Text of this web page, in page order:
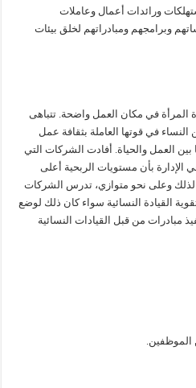
ورائدات أعمال وعاملات
وبرامجهم ومبادراتهم لخلق بيئات
المرأة في مكان العمل واضحة. تتباهى
في قوتها العاملة بثقافة عمل
العمل والحياة. أفادت الشركات التي
الإدارة بأن مستويات الربحية أعلى
بنسبة 35٪ وفقًا لدراسة عام 2020. لذلك وعلى نحو متوازي، تدرس الشركات
القيادة النسائية سواء كان ذلك لوضع
مبادرات من قبل القيادات النسائية
الموظفين.